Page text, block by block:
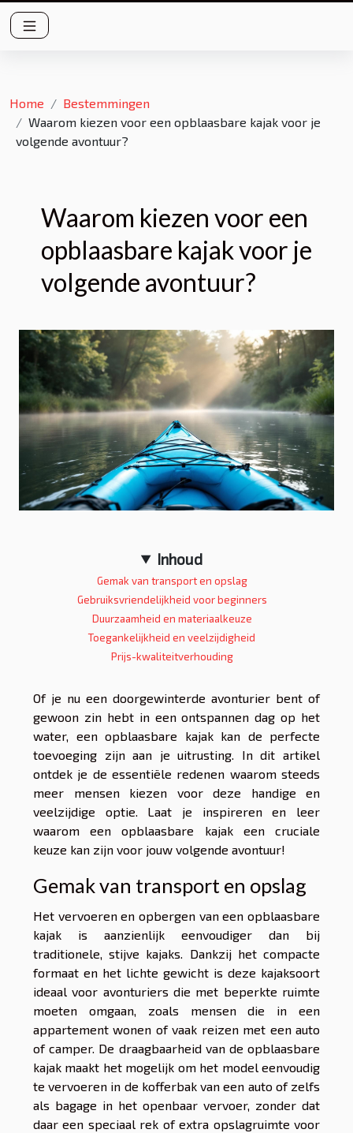
Home
Bestemmingen
Waarom kiezen voor een opblaasbare kajak voor je
volgende avontuur?
Waarom kiezen voor een
opblaasbare kajak voor je
volgende avontuur?
Inhoud
Gemak van transport en opslag
Gebruiksvriendelijkheid voor beginners
Duurzaamheid en materiaalkeuze
Toegankelijkheid en veelzijdigheid
Prijs-kwaliteitverhouding
Of je nu een doorgewinterde avonturier bent of
gewoon zin hebt in een ontspannen dag op het
water, een opblaasbare kajak kan de perfecte
toevoeging zijn aan je uitrusting. In dit artikel
ontdek je de essentiële redenen waarom steeds
meer mensen kiezen voor deze handige en
veelzijdige optie. Laat je inspireren en leer
waarom een opblaasbare kajak een cruciale
keuze kan zijn voor jouw volgende avontuur!
Gemak van transport en opslag
Het vervoeren en opbergen van een opblaasbare
kajak is aanzienlijk eenvoudiger dan bij
traditionele, stijve kajaks. Dankzij het compacte
formaat en het lichte gewicht is deze kajaksoort
ideaal voor avonturiers die met beperkte ruimte
moeten omgaan, zoals mensen die in een
appartement wonen of vaak reizen met een auto
of camper. De draagbaarheid van de opblaasbare
kajak maakt het mogelijk om het model eenvoudig
te vervoeren in de kofferbak van een auto of zelfs
als bagage in het openbaar vervoer, zonder dat
daar een speciaal rek of extra opslagruimte voor